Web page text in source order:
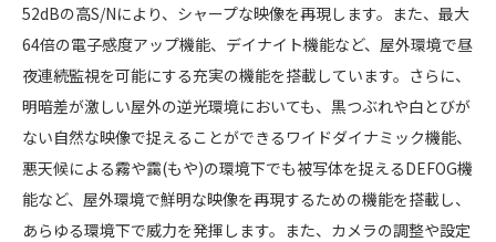
52dBの高S/Nにより、シャープな映像を再現します。また、最大
64倍の電子感度アップ機能、デイナイト機能など、屋外環境で昼
夜連続監視を可能にする充実の機能を搭載しています。さらに、
明暗差が激しい屋外の逆光環境においても、黒つぶれや白とびが
ない自然な映像で捉えることができるワイドダイナミック機能、
悪天候による霧や靄(もや)の環境下でも被写体を捉えるDEFOG機
能など、屋外環境で鮮明な映像を再現するための機能を搭載し、
あらゆる環境下で威力を発揮します。また、カメラの調整や設定